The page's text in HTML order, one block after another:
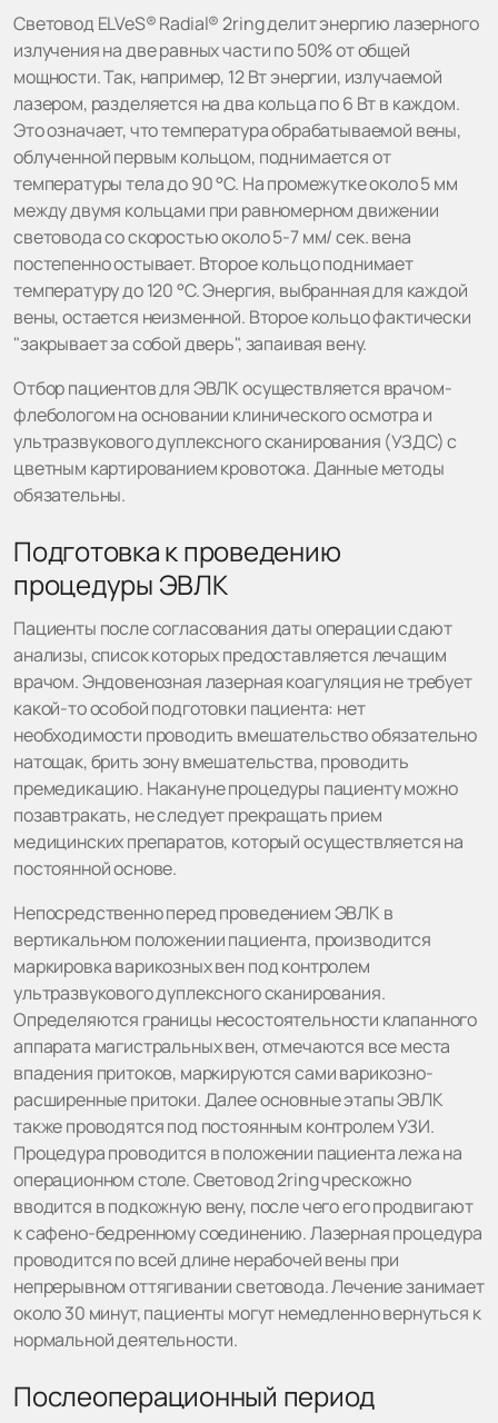
Световод ELVeS® Radial® 2ring делит энергию лазерного
излучения на две равных части по 50% от общей
мощности. Так, например, 12 Вт энергии, излучаемой
лазером, разделяется на два кольца по 6 Вт в каждом.
Это означает, что температура обрабатываемой вены,
облученной первым кольцом, поднимается от
температуры тела до 90 °C. На промежутке около 5 мм
между двумя кольцами при равномерном движении
световода со скоростью около 5-7 мм/ сек. вена
постепенно остывает. Второе кольцо поднимает
температуру до 120 °C. Энергия, выбранная для каждой
вены, остается неизменной. Второе кольцо фактически
"закрывает за собой дверь", запаивая вену.
Отбор пациентов для ЭВЛК осуществляется врачом-
флебологом на основании клинического осмотра и
ультразвукового дуплексного сканирования (УЗДС) с
цветным картированием кровотока. Данные методы
обязательны.
Подготовка к проведению
процедуры ЭВЛК
Пациенты после согласования даты операции сдают
анализы, список которых предоставляется лечащим
врачом. Эндовенозная лазерная коагуляция не требует
какой-то особой подготовки пациента: нет
необходимости проводить вмешательство обязательно
натощак, брить зону вмешательства, проводить
премедикацию. Накануне процедуры пациенту можно
позавтракать, не следует прекращать прием
медицинских препаратов, который осуществляется на
постоянной основе.
Непосредственно перед проведением ЭВЛК в
вертикальном положении пациента, производится
маркировка варикозных вен под контролем
ультразвукового дуплексного сканирования.
Определяются границы несостоятельности клапанного
аппарата магистральных вен, отмечаются все места
впадения притоков, маркируются сами варикозно-
расширенные притоки. Далее основные этапы ЭВЛК
также проводятся под постоянным контролем УЗИ.
Процедура проводится в положении пациента лежа на
операционном столе. Световод 2ring чрескожно
вводится в подкожную вену, после чего его продвигают
к сафено-бедренному соединению. Лазерная процедура
проводится по всей длине нерабочей вены при
непрерывном оттягивании световода. Лечение занимает
около 30 минут, пациенты могут немедленно вернуться к
нормальной деятельности.
Послеоперационный период